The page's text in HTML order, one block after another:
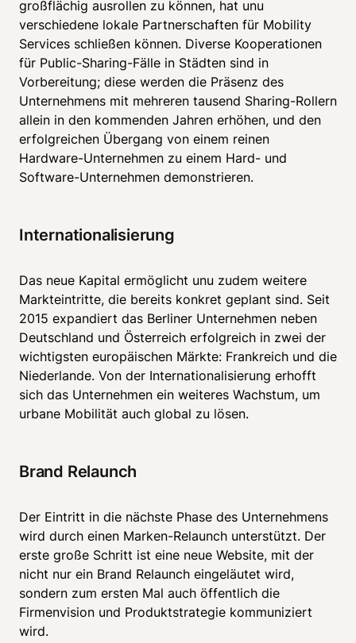
großflächig ausrollen zu können, hat unu
verschiedene lokale Partnerschaften für Mobility
Services schließen können. Diverse Kooperationen
für Public-Sharing-Fälle in Städten sind in
Vorbereitung; diese werden die Präsenz des
Unternehmens mit mehreren tausend Sharing-Rollern
allein in den kommenden Jahren erhöhen, und den
erfolgreichen Übergang von einem reinen
Hardware-Unternehmen zu einem Hard- und
Software-Unternehmen demonstrieren.
Internationalisierung
Das neue Kapital ermöglicht unu zudem weitere
Markteintritte, die bereits konkret geplant sind. Seit
2015 expandiert das Berliner Unternehmen neben
Deutschland und Österreich erfolgreich in zwei der
wichtigsten europäischen Märkte: Frankreich und die
Niederlande. Von der Internationalisierung erhofft
sich das Unternehmen ein weiteres Wachstum, um
urbane Mobilität auch global zu lösen.
Brand Relaunch
Der Eintritt in die nächste Phase des Unternehmens
wird durch einen Marken-Relaunch unterstützt. Der
erste große Schritt ist eine neue Website, mit der
nicht nur ein Brand Relaunch eingeläutet wird,
sondern zum ersten Mal auch öffentlich die
Firmenvision und Produktstrategie kommuniziert
wird.